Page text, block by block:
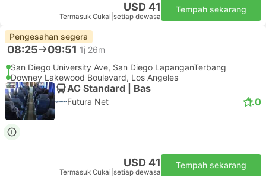
USD 41
Termasuk Cukai setiap dewasa
Tempah sekarang
Pengesahan segera
08:25 09:51 1j 26m
San Diego University Ave, San Diego LapanganTerbang
Downey Lakewood Boulevard, Los Angeles
AC Standard | Bas
Futura Net 1.0
USD 41
Termasuk Cukai setiap dewasa
Tempah sekarang